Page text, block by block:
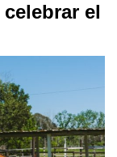
el